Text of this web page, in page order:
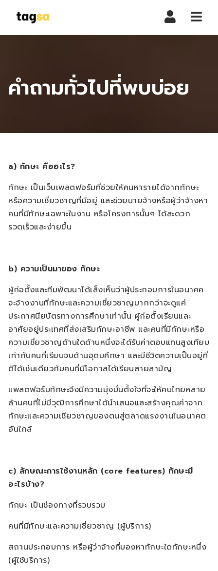
คำถามทั่วไปที่พบบ่อย
a) ทักษะ คืออะไร?
ทักษะ เป็นเว็บเพลตฟอร์มที่ช่วยให้คนหารายได้จากทักษะ
หรือความเชี่ยวชาญที่มีอยู่ และช่วยนายจ้างหรือผู้ว่าจ้างหา
คนที่มีทักษะเฉพาะในงาน หรือโครงการนั้นๆ ได้สะดวก
รวดเร็วและง่ายขึ้น
b) ความเป็นมาของ ทักษะ
ผู้ก่อตั้งและทีมพัฒนาได้เล็งเห็นว่าผู้ประกอบการในอนาคค
จะจ้างงานที่ทักษะและความเชี่ยวชาญมากกว่าจะดูแค่
ประกาศนียบัตรทางการศึกษาเท่านั้น ผู้ก่อตั้งเรียนและ
อาศัยอยู่ประเทศที่ส่งเสริมทักษะอาชีพ และคนที่มีทักษะหรือ
ความเชี่ยวชาญด้านใดด้านหนึ่งจะได้รับค่าตอบแทนสูงเทียบ
เท่ากับคนที่เรียนจบด้านอุดมศึกษา และมีชีวิตความเป็นอยู่ที่
ดีได้เช่นเดียวกับคนที่มีโอกาสได้เรียนสายสามัญ
แพลตฟอร์มทักษะจึงมีความมุ่งมั่นตั้งใจที่จะให้คนไทยหลาย
ล้านคนที่ไม่มีวุฒิการศึกษาได้นำเสนอและสร้างคุณค่าจาก
ทักษะและความเชียวชาญของตนสู่ตลาดแรงงานในอนาคต
อันใกล้
c) ลักษณะการใช้งานหลัก (core features) ทักษะมี
อะไรบ้าง?
ทักษะ เป็นช่องทางที่รวบรวม
คนที่มีทักษะและความเชี่ยวชาญ (ผู้บริการ)
สถานประกอบการ หรือผู้ว่าจ้างที่มองหาทักษะใดทักษะหนึ่ง
(ผู้ใช้บริการ)